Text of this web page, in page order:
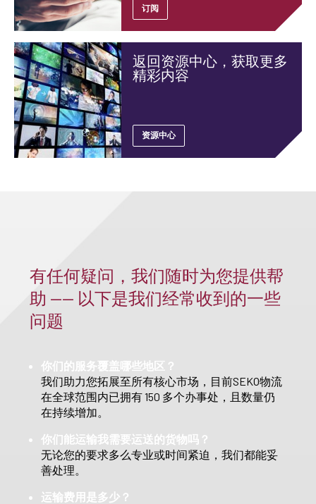
订阅
返回资源中心，获取更多
精彩内容
资源中心
有任何疑问，我们随时为您提供帮
助 —— 以下是我们经常收到的一些
问题
你们的服务覆盖哪些地区？
我们助力您拓展至所有核心市场，目前SEKO物流
在全球范围内已拥有 150 多个办事处，且数量仍
在持续增加。
你们能运输我需要运送的货物吗？
无论您的要求多么专业或时间紧迫，我们都能妥
善处理。
运输费用是多少？